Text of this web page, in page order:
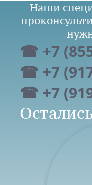
Наши
☎ +7
☎ +7
☎ +7